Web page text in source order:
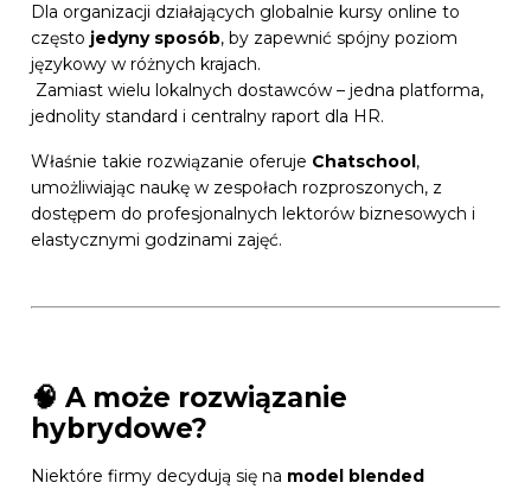
Dla organizacji działających globalnie kursy online to
często jedyny sposób, by zapewnić spójny poziom
językowy w różnych krajach.
Zamiast wielu lokalnych dostawców – jedna platforma,
jednolity standard i centralny raport dla HR.
Właśnie takie rozwiązanie oferuje Chatschool ,
umożliwiając naukę w zespołach rozproszonych, z
dostępem do profesjonalnych lektorów biznesowych i
elastycznymi godzinami zajęć.
🧠 A może rozwiązanie
hybrydowe?
Niektóre firmy decydują się na model blended